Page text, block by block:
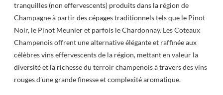
tranquilles (non effervescents) produits dans la région de
Champagne à partir des cépages traditionnels tels que le Pinot
Noir, le Pinot Meunier et parfois le Chardonnay. Les Coteaux
Champenois offrent une alternative élégante et raffinée aux
célèbres vins effervescents de la région, mettant en valeur la
diversité et la richesse du terroir champenois à travers des vins
rouges d’une grande finesse et complexité aromatique.